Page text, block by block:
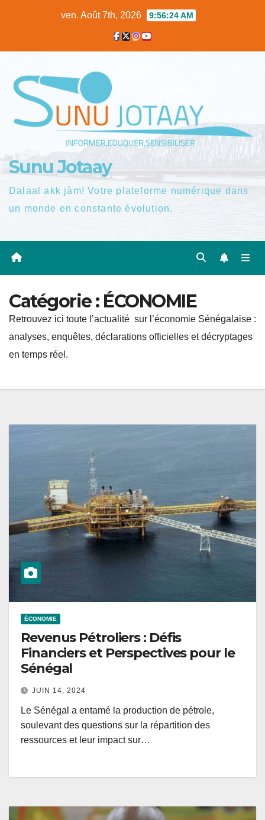
ven. Août 7th, 2026 9:56:26 AM
Sunu Jotaay
Dalaal akk jàm! Votre plateforme numérique dans
un monde en constante évolution.
Catégorie : ÉCONOMIE
Retrouvez ici toute l’actualité sur l’économie Sénégalaise :
analyses, enquêtes, déclarations officielles et décryptages
en temps réel.
ÉCONOMIE
Revenus Pétroliers : Défis
Financiers et Perspectives pour le
Sénégal
JUIN 14, 2024
Le Sénégal a entamé la production de pétrole,
soulevant des questions sur la répartition des
ressources et leur impact sur…